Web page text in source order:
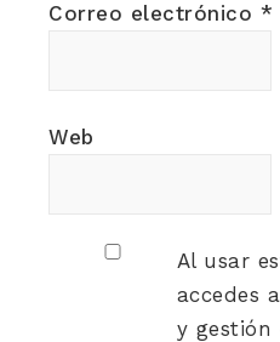
Correo electrónico *
Web
Al usar
accedes
y